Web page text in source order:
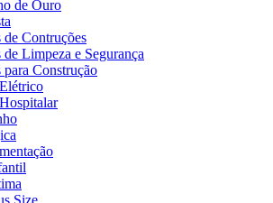
de Ouro
de Contruções
Limpeza e Segurança
para Construção
Size